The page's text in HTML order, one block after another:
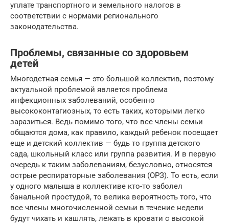
уплате транспортного и земельного налогов в
соответствии с нормами регионального
законодательства.
Проблемы, связанные со здоровьем
детей
Многодетная семья — это большой коллектив, поэтому
актуальной проблемой является проблема
инфекционных заболеваний, особенно
высококонтагиозных, то есть таких, которыми легко
заразиться. Ведь помимо того, что все члены семьи
общаются дома, как правило, каждый ребенок посещает
еще и детский коллектив — будь то группа детского
сада, школьный класс или группа развития. И в первую
очередь к таким заболеваниям, безусловно, относятся
острые респираторные заболевания (ОРЗ). То есть, если
у одного малыша в коллективе кто-то заболел
банальной простудой, то велика вероятность того, что
все члены многочисленной семьи в течение недели
будут чихать и кашлять, лежать в кровати с высокой